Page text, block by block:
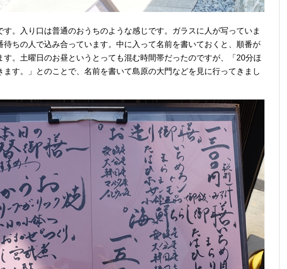
す。入り口は普通のおうちのような感じです。ガラスに人が写っていま
待ちの人で込み合っています。中に入って名前を書いておくと、順番が
す。土曜日のお昼というとっても混む時間帯だったのですが、「20分ほ
ます。」とのことで、名前を書いて島原の大門などを見に行ってきまし